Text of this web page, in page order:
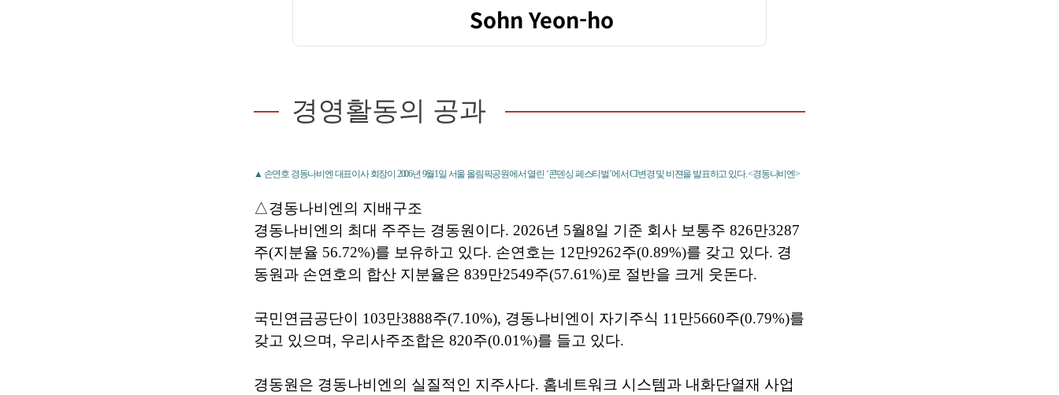
Sohn Yeon-ho
경영활동의 공과
▲ 손연호 경동나비엔 대표이사 회장이 2006년 9월1일 서울 올림픽공원에서 열린 ‘콘덴싱 페스티벌’에서 CI변경 및 비젼을 발표하고 있다. <경동나비엔>
△경동나비엔의 지배구조
경동나비엔의 최대 주주는 경동원이다. 2026년 5월8일 기준 회사 보통주 826만3287
주(지분율 56.72%)를 보유하고 있다. 손연호는 12만9262주(0.89%)를 갖고 있다. 경
동원과 손연호의 합산 지분율은 839만2549주(57.61%)로 절반을 크게 웃돈다.
국민연금공단이 103만3888주(7.10%), 경동나비엔이 자기주식 11만5660주(0.79%)를
갖고 있으며, 우리사주조합은 820주(0.01%)를 들고 있다.
경동원은 경동나비엔의 실질적인 지주사다. 홈네트워크 시스템과 내화단열재 사업